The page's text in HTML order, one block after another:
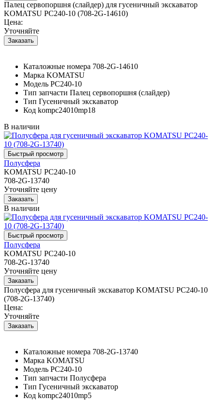
Палец сервопоршня (слайдер) для гусеничный экскаватор
KOMATSU PC240-10 (708-2G-14610)
Цена:
Уточняйте
Каталожные номера 708-2G-14610
Марка KOMATSU
Модель PC240-10
Тип запчасти Палец сервопоршня (слайдер)
Тип Гусеничный экскаватор
Код kompc24010mp18
В наличии
Полусфера
KOMATSU PC240-10
708-2G-13740
Уточняйте цену
В наличии
Полусфера
KOMATSU PC240-10
708-2G-13740
Уточняйте цену
Полусфера для гусеничный экскаватор KOMATSU PC240-10
(708-2G-13740)
Цена:
Уточняйте
Каталожные номера 708-2G-13740
Марка KOMATSU
Модель PC240-10
Тип запчасти Полусфера
Тип Гусеничный экскаватор
Код kompc24010mp5